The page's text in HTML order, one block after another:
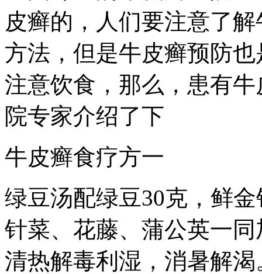
皮癣的，人们要注意了
方法，但是牛皮癣预防
注意饮食，那么，患有
院专家介绍了下
牛皮癣食疗方一
绿豆汤配绿豆30克，鲜
针菜、花藤、蒲公英一
清热解毒利湿，消暑解